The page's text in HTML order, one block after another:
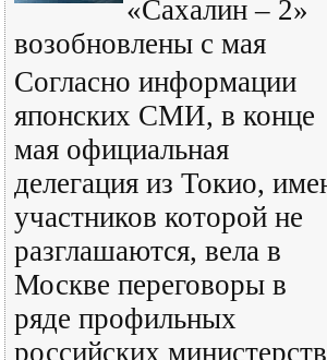
«Сахалин – 2»
возобновлены с мая
Согласно информации
японских СМИ, в конце
мая официальная
делегация из Токио,
участников которой не
разглашаются, вела в
Москве переговоры в
ряде профильных
российских министерств